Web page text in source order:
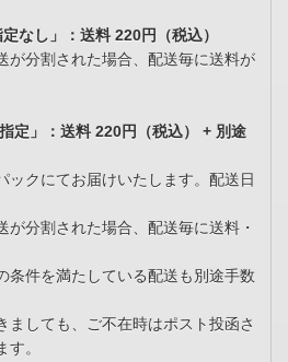
なし」：送料 220円（税込）
が分割された場合、配送毎に送料が
定」：送料 220円（税込） + 別途
ックにてお届けいたします。配送日
分割された場合、配送毎に送料・
件を満たしている配送も別途手数
しても、ご不在時はポスト投函さ
。